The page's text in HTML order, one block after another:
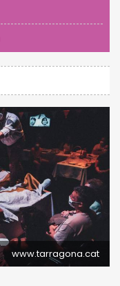
www.tarragona.cat